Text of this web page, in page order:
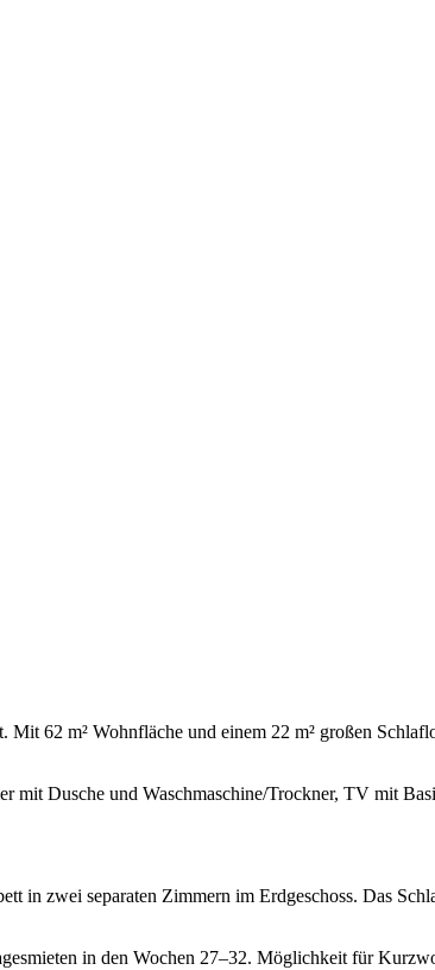
62 m² Wohnfläche und einem 22 m² großen
mit Dusche und Waschmaschine/Trockner, TV mit
in zwei separaten Zimmern im Erdgeschoss. Das
in den Wochen 27–32. Möglichkeit für